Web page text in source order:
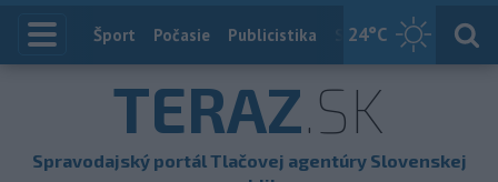
24°C
Index
Šport Počasie Publicistika Slovensko
TERAZ.SK
Spravodajský portál Tlačovej agentúry Slovenskej